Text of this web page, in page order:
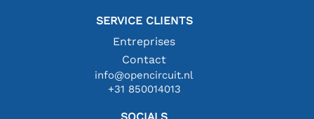
SERVICE CLIENTS
Entreprises
Contact
info@opencircuit.nl
+31 850014013
SOCIALS